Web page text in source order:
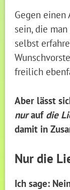
Gegen einen
sein, die
selbst
freilich
Aber lässt
nurauf die
damit in
Nur die
Ich sage: